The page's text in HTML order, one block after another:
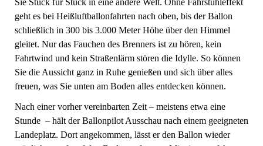
Sie Stück für Stück in eine andere Welt. Ohne Fahrstuhleffekt
geht es bei Heißluftballonfahrten nach oben, bis der Ballon
schließlich in 300 bis 3.000 Meter Höhe über den Himmel
gleitet. Nur das Fauchen des Brenners ist zu hören, kein
Fahrtwind und kein Straßenlärm stören die Idylle. So können
Sie die Aussicht ganz in Ruhe genießen und sich über alles
freuen, was Sie unten am Boden alles entdecken können.
Nach einer vorher vereinbarten Zeit – meistens etwa eine
Stunde – hält der Ballonpilot Ausschau nach einem geeigneten
Landeplatz. Dort angekommen, lässt er den Ballon wieder